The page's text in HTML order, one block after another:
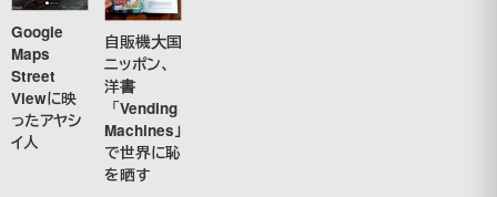
Google
Maps
Street
Viewに映
ったアヤシ
イ人
自販機大国
ニッポン、
洋書
「Vending
Machines」
で世界に恥
を晒す